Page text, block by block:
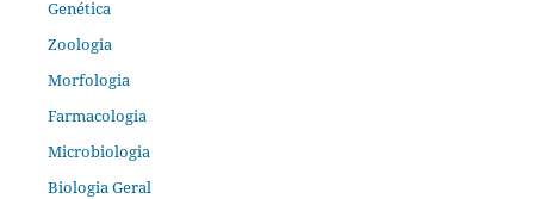
Genética
Zoologia
Morfologia
Farmacologia
Microbiologia
Biologia Geral